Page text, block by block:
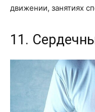
движении, занятиях
11.